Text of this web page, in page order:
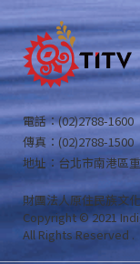
電話：(02)2788-1600
傳真：(02)2788-1500
地址：台北市南港區
財團法人原住民族文
Copyright © 2021
All Rights Reserved .